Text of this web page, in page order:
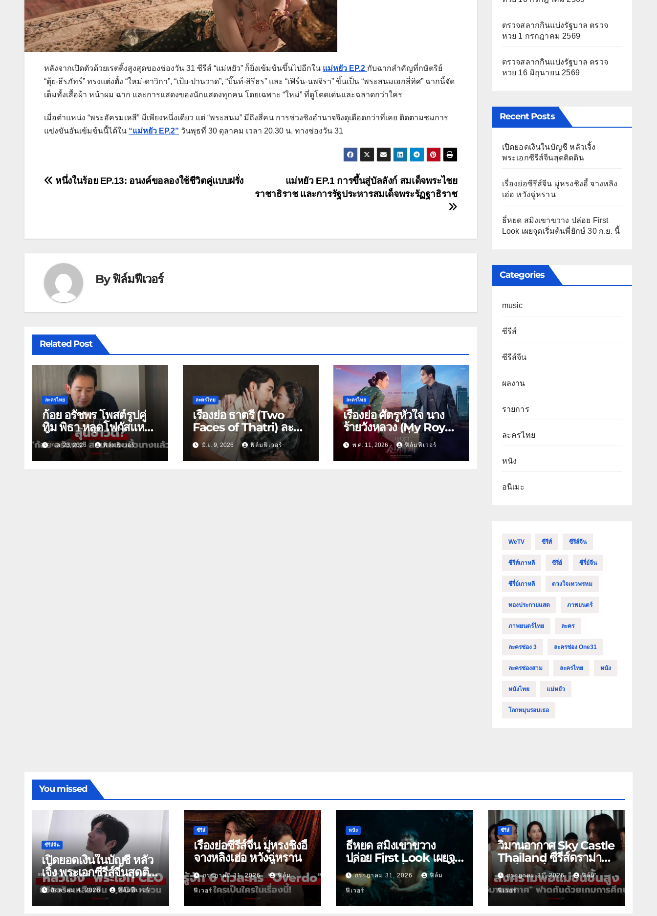
หลังจากเปิดตัวด้วยเรตติ้งสูงสุดของช่องวัน 31 ซีรีส์ “แม่หยัว” ก็ยิ่งเข้มข้นขึ้นไปอีกใน แม่หยัว EP.2 กับฉากสำคัญที่กษัตริย์
“ตุ้ย-ธีรภัทร์” ทรงแต่งตั้ง “ใหม่-ดาวิกา”, “เป้ย-ปานวาด”, “บิ๊นท์-สิรีธร” และ “เฟิร์น-นพจิรา” ขึ้นเป็น “พระสนมเอกสี่ทิศ” ฉากนี้จัด
เต็มทั้งเสื้อผ้า หน้าผม ฉาก และการแสดงของนักแสดงทุกคน โดยเฉพาะ “ใหม่” ที่ดูโดดเด่นและฉลาดกว่าใคร
เมื่อตำแหน่ง “พระอัครมเหสี” มีเพียงหนึ่งเดียว แต่ “พระสนม” มีถึงสี่คน การช่วงชิงอำนาจจึงดุเดือดกว่าที่เคย ติดตามชมการ
แข่งขันอันเข้มข้นนี้ได้ใน “แม่หยัว EP.2” วันพุธที่ 30 ตุลาคม เวลา 20.30 น. ทางช่องวัน 31
แนะแนว
แม่หยัว EP.1 การขึ้นสู่บัลลังก์ สมเด็จพระไชย
ราชาธิราช และการรัฐประหารสมเด็จพระรัฏฐาธิราช
หนึ่งในร้อย EP.13: อนงค์ขอลองใช้ชีวิตคู่แบบฝรั่ง
Byฟิล์มฟีเวอร์
Related Post
ละครไทย
ก้อย อรัชพร โพสต์รูปคู่
ทิม พิธา หลุดโฟกัสแหวน
นิ้วนางซ้าย
ก.ค. 23, 2026 ฟิล์มฟีเวอร์
ละครไทย
เรื่องย่อ ธาตรี (Two
Faces of Thatri) ละคร
ช่อง 3: การสวมรอยหนี
ตายสู่มรดกเลือด ยุค
สงครามโลกครั้งที่ 2
มิ.ย. 9, 2026 ฟิล์มฟีเวอร์
ละครไทย
เรื่องย่อ ศัตรูหัวใจ นาง
ร้ายวังหลวง (My Royal
Nemesis): เมื่อนางร้าย
โชซอนสวมร่างดารา
โนเนม พร้อมฟาดกลาง
พ.ค. 11, 2026 ฟิล์มฟีเวอร์
ตรวจสลากกินแบ่งรัฐบาล ตรวจ
หวย 1 กรกฎาคม 2569
ตรวจสลากกินแบ่งรัฐบาล ตรวจ
หวย 16 มิถุนายน 2569
Recent Posts
เปิดยอดเงินในบัญชี หลัวเจิ้ง
พระเอกซีรีส์จีนสุดติดดิน
เรื่องย่อซีรีส์จีน มู่หรงชิงอี้ จางหลิง
เฮ่อ หวังฉู่หราน
ธี่หยด สมิงเขาขวาง ปล่อย First
Look เผยจุดเริ่มต้นพี่ยักษ์ 30 ก.ย. นี้
Categories
music
ซีรีส์
ซีรีส์จีน
ผลงาน
รายการ
ละครไทย
หนัง
อนิเมะ
WeTV ซีรีส์ ซีรีส์จีน
ซีรีส์เกาหลี ซีรี่ย์ ซีรี่ย์จีน
ซีรี่ย์เกาหลี ดวงใจเทวพรหม
ทองประกายแสด ภาพยนตร์
ภาพยนตร์ไทย ละคร
ละครช่อง 3 ละครช่อง One31
ละครช่องสาม ละครไทย หนัง
หนังไทย แม่หยัว
โลกหมุนรอบเธอ
You missed
ซีรีส์จีน
เปิดยอดเงินในบัญชี หลัว
เจิ้ง พระเอกซีรีส์จีนสุดติด
ดินสิงหาคม 4, 2026 ฟิล์มฟีเวอร์
ซีรีส์
เรื่องย่อซีรีส์จีน มู่หรงชิงอี้
จางหลิงเฮ่อ หวังฉู่หราน
กรกฎาคม 31, 2026 ฟิล์ม
ฟีเวอร์
หนัง
ธี่หยด สมิงเขาขวาง
ปล่อย First Look เผยจุด
เริ่มต้นพี่ยักษ์ 30 ก.ย. นี้
กรกฎาคม 31, 2026 ฟิล์ม
ฟีเวอร์
ซีรีส์
วิมานอากาศ Sky Castle
Thailand ซีรีส์ดราม่า
ฟอร์มยักษ์ ช่องวัน31
กรกฎาคม 31, 2026 ฟิล์ม
ฟีเวอร์